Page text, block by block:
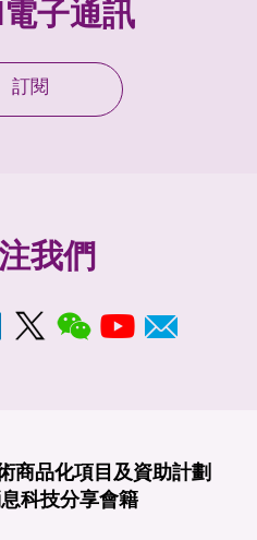
電子通訊
訂閱
我們
商品化項目及資助計劃
科技分享會籍